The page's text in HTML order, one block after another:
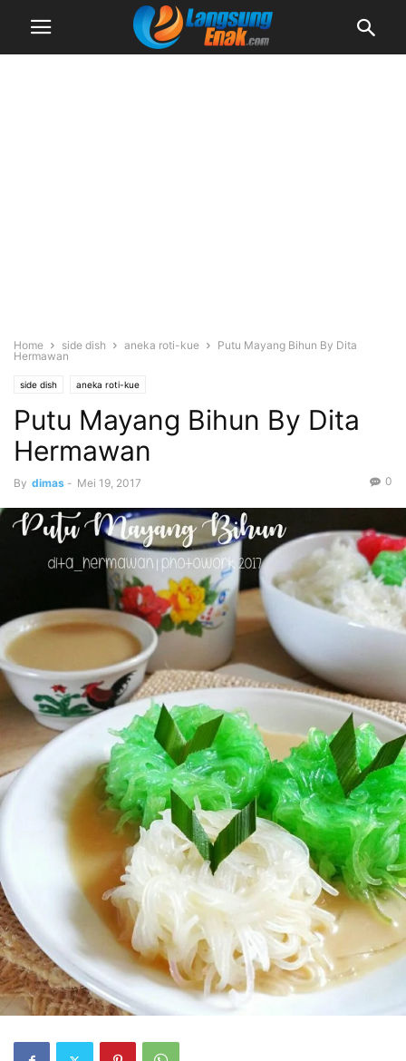
Home side dish aneka roti-kue
Putu Mayang Bihun By Dita
Hermawan
side dish aneka roti-kue
Putu Mayang Bihun By Dita
Hermawan
By dimas - Mei 19, 2017 0